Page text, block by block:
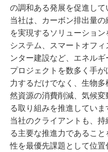
の調和ある発展を促進して
当社は、カーボン排出量
を実現するソリューショ
システム、スマートオフ
ンター建設など、エネル
プロジェクトを数多く手
力するだけでなく、生物
然資源の消費削減、気候
る取り組みを推進していま
当社のクライアントも、
る主要な推進力であるこ
性を最優先課題として位